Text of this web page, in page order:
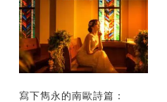
寫下雋永的南歐詩篇：